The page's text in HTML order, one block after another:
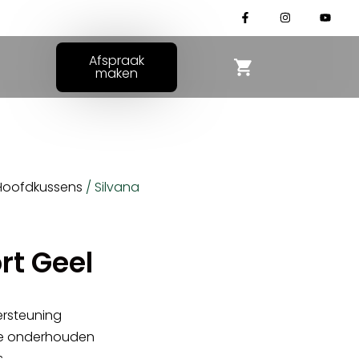
Afspraak
maken
/ Silvana
Geel
onderhouden